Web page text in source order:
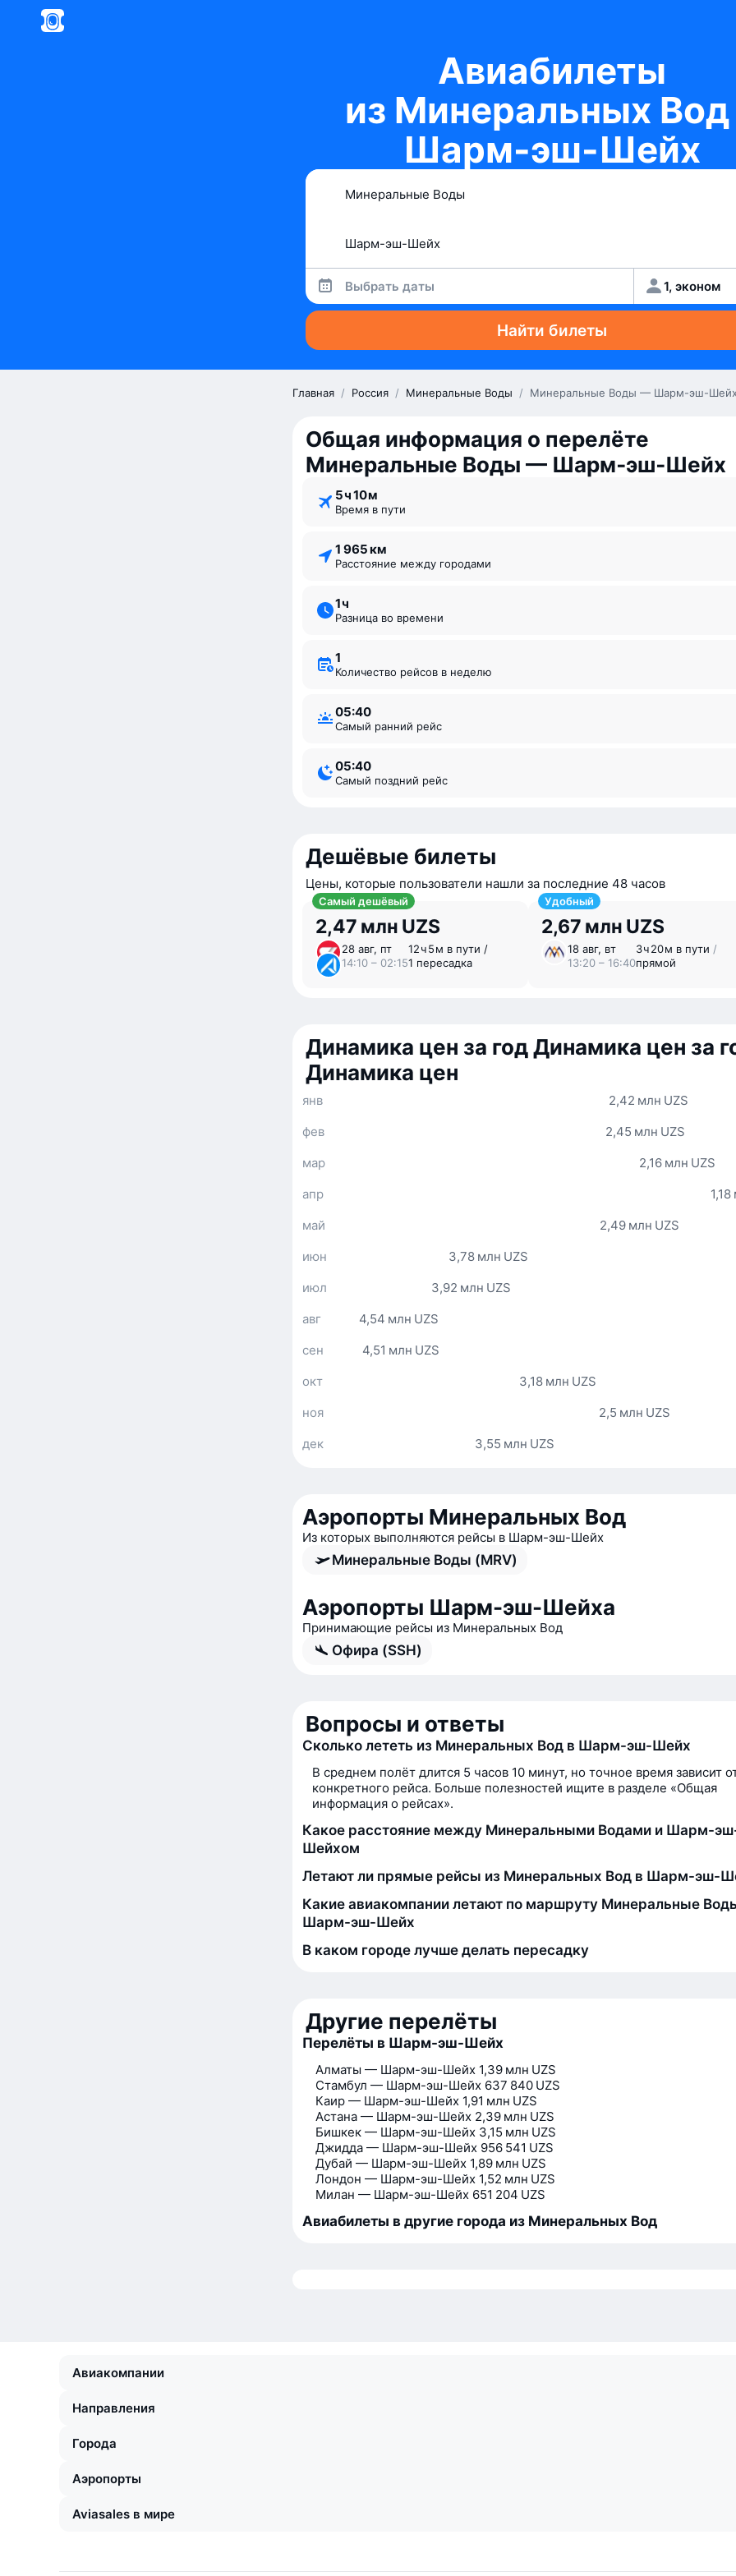
Авиабилеты
из Минеральных Вод
Шарм-эш-Шейх
Выбрать даты 1, эконом
Найти билеты
Главная / Россия / Минеральные Воды / Минеральные Воды — Шарм-эш-
Общая информация о перелёте
Минеральные Воды — Шарм‑эш‑Шейх
5 ⁠ч 10 ⁠м
Время в пути
1 965 км
Расстояние между городами
1 ⁠ч
Разница во времени
1
Количество рейсов в неделю
05:40
Самый ранний рейс
05:40
Самый поздний рейс
Дешёвые билеты
Цены, которые пользователи нашли за последние 48 часов
Самый дешёвый
2,47 млн UZS
28 авг, пт
14:10 – 02:15
12 ⁠ч 5 ⁠м в пути /
1 пересадка
Удобный
2,67 млн UZS
18 авг, вт
13:20 – 16:40
3 ⁠ч 20 ⁠м в пути /
прямой
Динамика цен за годДинамика цен за
Динамика цен
2,42 млн UZS
янв
2,45 млн UZS
фев
2,16 млн UZS
мар
апр
2,49 млн UZS
май
3,78 млн UZS
июн
3,92 млн UZS
июл
4,54 млн UZS
авг
4,51 млн UZS
сен
3,18 млн UZS
окт
2,5 млн UZS
ноя
3,55 млн UZS
дек
Аэропорты Минеральных Вод
Из которых выполняются рейсы в Шарм-эш-Шейх
Минеральные Воды (MRV)
Аэропорты Шарм-эш-Шейха
Принимающие рейсы из Минеральных Вод
Офира (SSH)
Вопросы и ответы
Сколько лететь из Минеральных Вод в Шарм-эш-Шейх
В среднем полёт длится 5 часов 10 минут, но точное время зависит
конкретного рейса. Больше полезностей ищите в разделе «Общая
информация о рейсах».
Какое расстояние между Минеральными Водами и Шарм-
Шейхом
Летают ли прямые рейсы из Минеральных Вод в Шарм-эш-
Какие авиакомпании летают по маршруту Минеральные
Шарм-эш-Шейх
В каком городе лучше делать пересадку
Другие перелёты
Перелёты в Шарм-эш-Шейх
Алматы — Шарм-эш-Шейх 1,39 млн UZS
Стамбул — Шарм-эш-Шейх 637 840 UZS
Каир — Шарм-эш-Шейх 1,91 млн UZS
Астана — Шарм-эш-Шейх 2,39 млн UZS
Бишкек — Шарм-эш-Шейх 3,15 млн UZS
Джидда — Шарм-эш-Шейх 956 541 UZS
Дубай — Шарм-эш-Шейх 1,89 млн UZS
Лондон — Шарм-эш-Шейх 1,52 млн UZS
Милан — Шарм-эш-Шейх 651 204 UZS
Авиабилеты в другие города из Минеральных Вод
Авиакомпании
Направления
Города
Аэропорты
Aviasales в мире